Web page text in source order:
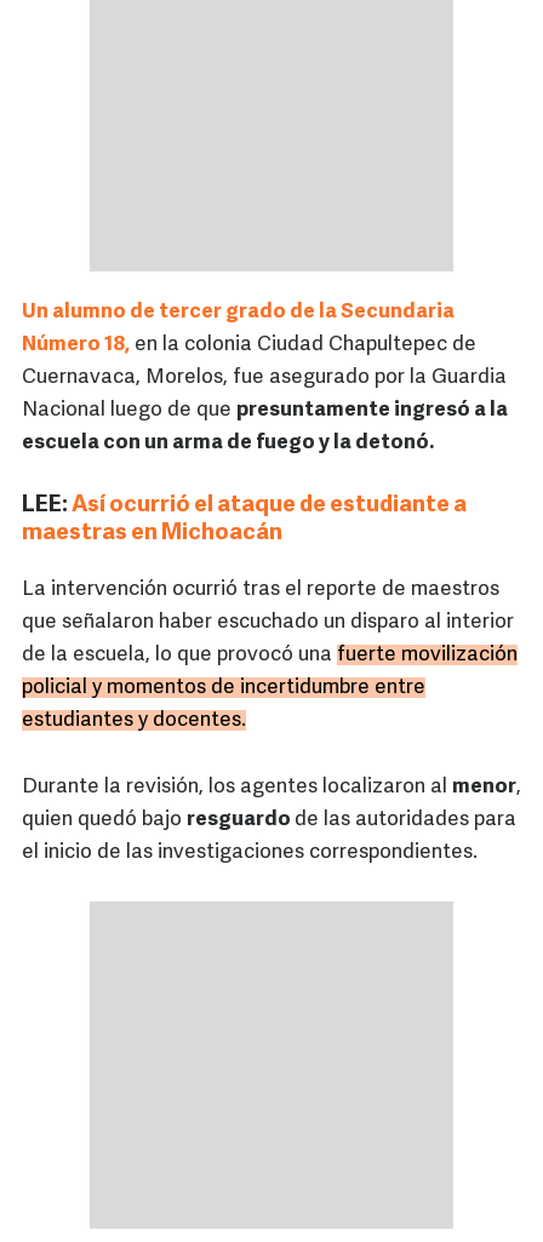
Un alumno de tercer grado de la Secundaria
Número 18, en la colonia Ciudad Chapultepec de
Cuernavaca, Morelos, fue asegurado por la Guardia
Nacional luego de que presuntamente ingresó a la
escuela con un arma de fuego y la detonó.
LEE: Así ocurrió el ataque de estudiante a
maestras en Michoacán
La intervención ocurrió tras el reporte de maestros
que señalaron haber escuchado un disparo al interior
de la escuela, lo que provocó una fuerte movilización
policial y momentos de incertidumbre entre
estudiantes y docentes.
Durante la revisión, los agentes localizaron al menor,
quien quedó bajo resguardo de las autoridades para
el inicio de las investigaciones correspondientes.